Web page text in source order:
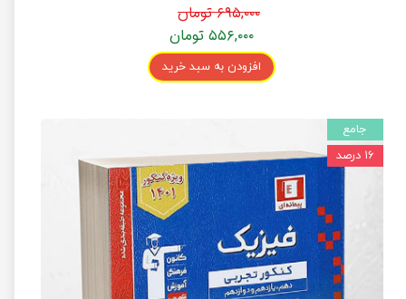
۶۹۵,۰۰۰ تومان
۵۵۶,۰۰۰ تومان
افزودن به سبد خرید
جامع
۱۶ درصد